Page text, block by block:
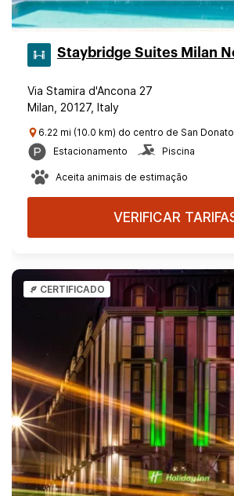
Staybridge Suites Milan
Via Stamira d'Ancona 27
Milan, 20127, Italy
6.22 mi (10.0 km) do centro de San
Estacionamento
Piscina
Aceita animais de estimação
VERIFICAR
CERTIFICADO